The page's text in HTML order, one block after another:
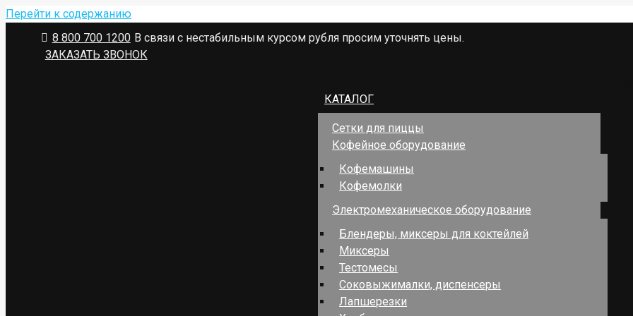
Перейти к содержанию
8 800 700 1200 В связи с нестабильным курсом рубля просим уточнять цены.
ЗАКАЗАТЬ ЗВОНОК
КАТАЛОГ
Сетки для пиццы
Кофейное оборудование
Кофемашины
Кофемолки
Электромеханическое оборудование
Блендеры, миксеры для коктейлей
Миксеры
Тестомесы
Соковыжималки, диспенсеры
Лапшерезки